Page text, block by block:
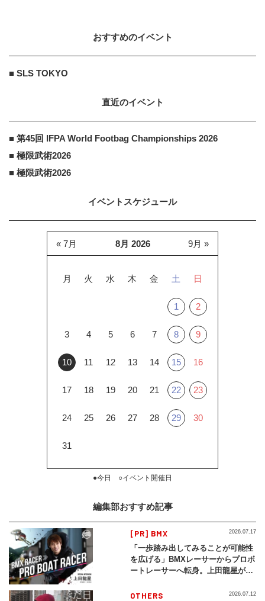
おすすめのイベント
■ SLS TOKYO
直近のイベント
■ 第45回 IFPA World Footbag Championships 2026
■ 極限武術2026
■ 極限武術2026
イベントスケジュール
8月 2026
月 火 水 木 金 土 日
1 2
3 4 5 6 7 8 9
10 11 12 13 14 15 16
17 18 19 20 21 22 23
24 25 26 27 28 29 30
31
« 7月 9月 »
●今日 ○イベント開催日
編集部おすすめ記事
[PR] BMX
「一歩踏み出してみることが可能性
を広げる」BMXレーサーからプロボ
ートレーサーへ転身。上田龍星が体
2026.07.17
OTHERS 2026.07.12